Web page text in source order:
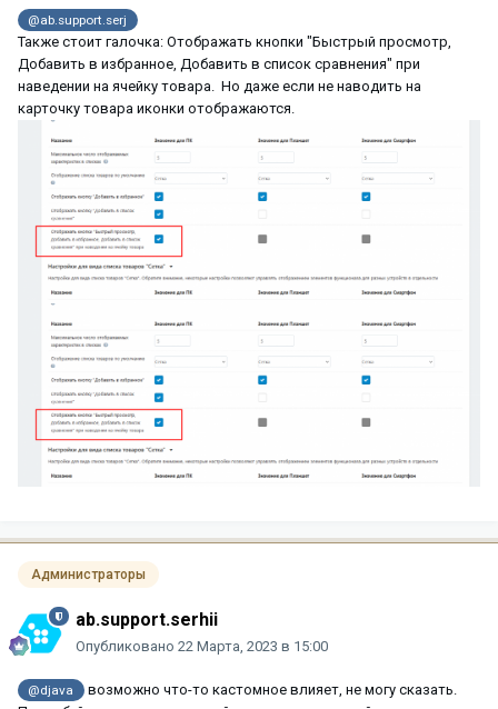
@ab.support.serj
Также стоит галочка: Отображать кнопки "Быстрый просмотр,
Добавить в избранное, Добавить в список сравнения" при
наведении на ячейку товара. Но даже если не наводить на
карточку товара иконки отображаются.
Администраторы
ab.support.serhii
Опубликовано 22 Марта, 2023 в 15:00
@djava
возможно что-то кастомное влияет, не могу сказать.